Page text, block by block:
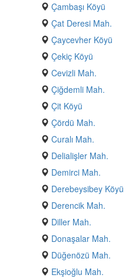
Çambaşı Köyü
Çat Deresi Mah.
Çaycevher Köyü
Çekiç Köyü
Cevizli Mah.
Çiğdemli Mah.
Çit Köyü
Çördü Mah.
Curalı Mah.
Delialişler Mah.
Demirci Mah.
Derebeysibey Köyü
Derencik Mah.
Diller Mah.
Donaşalar Mah.
Düğenözü Mah.
Ekşioğlu Mah.